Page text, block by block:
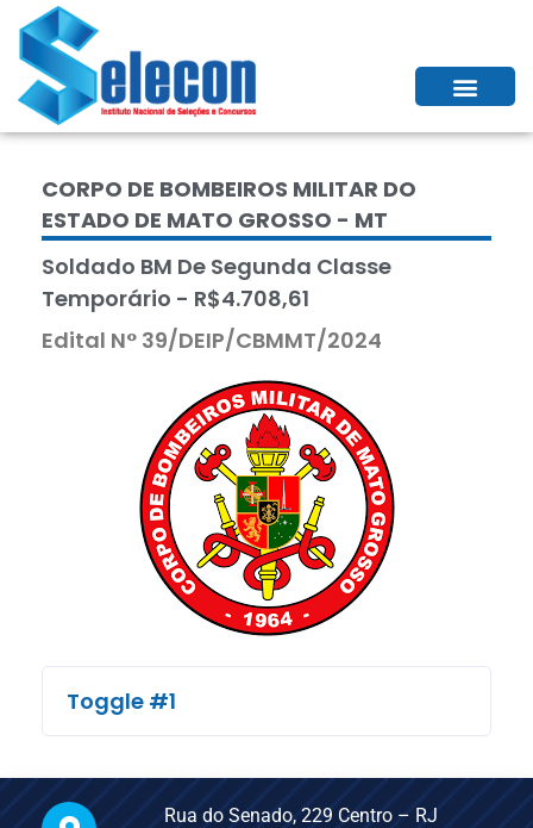
CORPO DE BOMBEIROS MILITAR DO
ESTADO DE MATO GROSSO - MT
Soldado BM De Segunda Classe
Temporário - R$4.708,61
Edital N° 39/DEIP/CBMMT/2024
Toggle #1
Rua do Senado, 229 Centro – RJ